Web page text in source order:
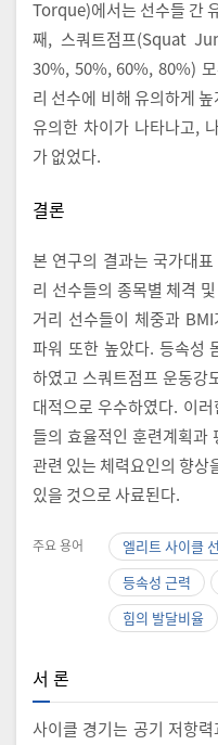
Torque)에서는 선수들 간
째, 스쿼트점프(Squat
30%, 50%, 60%, 80%) 모
리 선수에 비해 유의하게
유의한 차이가 나타나고,
가 없었다.
결론
본 연구의 결과는 국가대
리 선수들의 종목별 체격
거리 선수들이 체중과
파워 또한 높았다. 등속성
하였고 스쿼트점프 운동강
대적으로 우수하였다. 이
들의 효율적인 훈련계획과
관련 있는 체력요인의 향상
있을 것으로 사료된다.
주요 용어 엘리트 사이클
등속성 근력
힘의 발달비율
서 론
사이클 경기는 공기 저항